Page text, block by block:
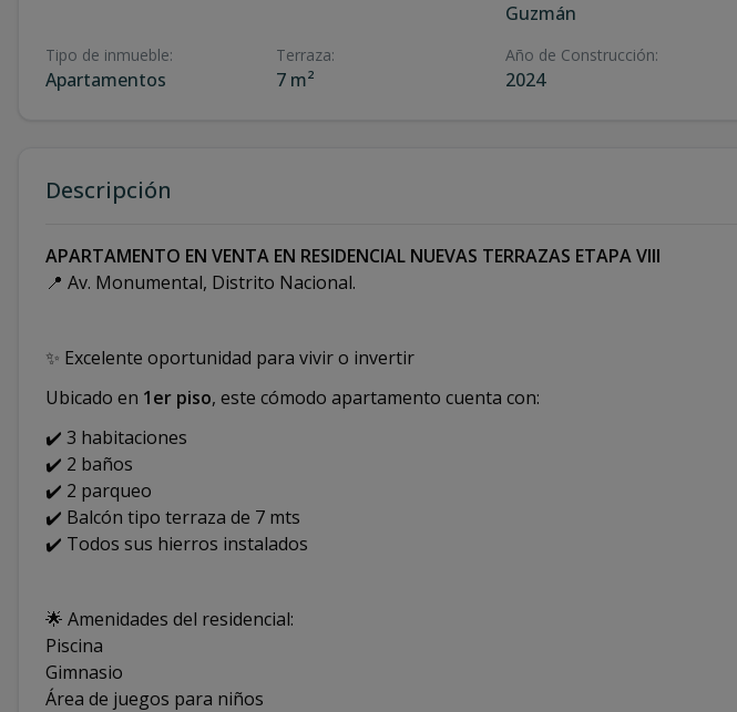
Guzmán
Tipo de inmueble:
Apartamentos
Terraza:
7 m²
Año de Construcción:
2024
Descripción
APARTAMENTO EN VENTA EN RESIDENCIAL NUEVAS TERRAZAS ETAPA VIII
📍 Av. Monumental, Distrito Nacional.
✨ Excelente oportunidad para vivir o invertir
Ubicado en 1er piso, este cómodo apartamento cuenta con:
✔️ 3 habitaciones
✔️ 2 baños
✔️ 2 parqueo
✔️ Balcón tipo terraza de 7 mts
✔️ Todos sus hierros instalados
🌟 Amenidades del residencial:
Piscina
Gimnasio
Área de juegos para niños